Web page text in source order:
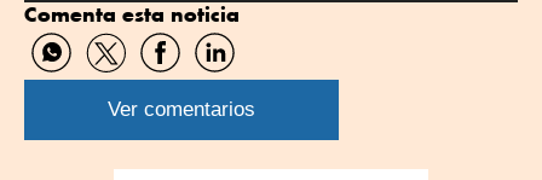
Comenta esta noticia
Compartir
por
WhatsApp
Compartir
por
Twitter
Compartir
por
Facebook
Compartir
por
Linkedin
Ver comentarios